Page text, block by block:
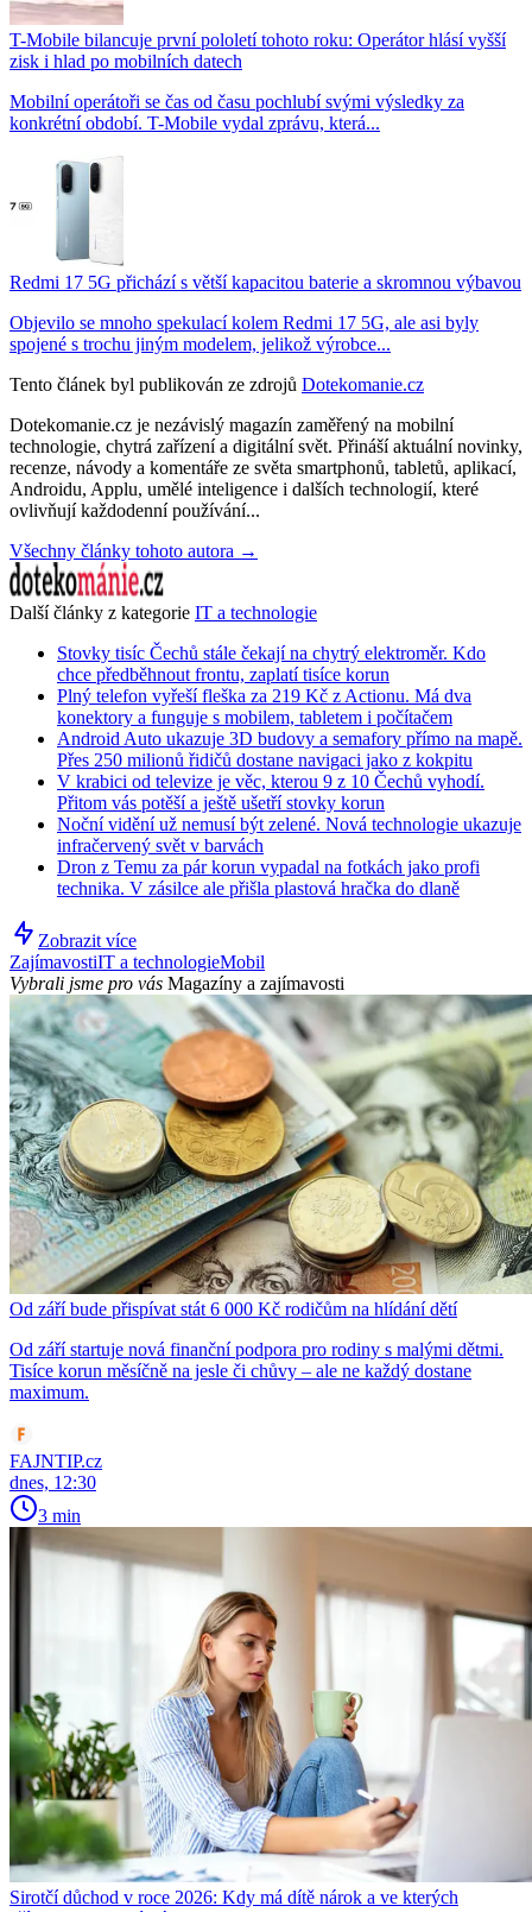
T-Mobile bilancuje první pololetí tohoto roku: Operátor hlásí vyšší
zisk i hlad po mobilních datech
Mobilní operátoři se čas od času pochlubí svými výsledky za
konkrétní období. T-Mobile vydal zprávu, která...
Redmi 17 5G přichází s větší kapacitou baterie a skromnou výbavou
Objevilo se mnoho spekulací kolem Redmi 17 5G, ale asi byly
spojené s trochu jiným modelem, jelikož výrobce...
Tento článek byl publikován ze zdrojů Dotekomanie.cz
Dotekomanie.cz je nezávislý magazín zaměřený na mobilní
technologie, chytrá zařízení a digitální svět. Přináší aktuální novinky,
recenze, návody a komentáře ze světa smartphonů, tabletů, aplikací,
Androidu, Applu, umělé inteligence i dalších technologií, které
ovlivňují každodenní používání...
Všechny články tohoto autora →
Další články z kategorie IT a technologie
Stovky tisíc Čechů stále čekají na chytrý elektroměr. Kdo
chce předběhnout frontu, zaplatí tisíce korun
Plný telefon vyřeší fleška za 219 Kč z Actionu. Má dva
konektory a funguje s mobilem, tabletem i počítačem
Android Auto ukazuje 3D budovy a semafory přímo na mapě.
Přes 250 milionů řidičů dostane navigaci jako z kokpitu
V krabici od televize je věc, kterou 9 z 10 Čechů vyhodí.
Přitom vás potěší a ještě ušetří stovky korun
Noční vidění už nemusí být zelené. Nová technologie ukazuje
infračervený svět v barvách
Dron z Temu za pár korun vypadal na fotkách jako profi
technika. V zásilce ale přišla plastová hračka do dlaně
Zobrazit více
ZajímavostiIT a technologieMobil
Vybrali jsme pro vás Magazíny a zajímavosti
Od září bude přispívat stát 6 000 Kč rodičům na hlídání dětí
Od září startuje nová finanční podpora pro rodiny s malými dětmi.
Tisíce korun měsíčně na jesle či chůvy – ale ne každý dostane
maximum.
FAJNTIP.cz
dnes, 12:30
3 min
Sirotčí důchod v roce 2026: Kdy má dítě nárok a ve kterých